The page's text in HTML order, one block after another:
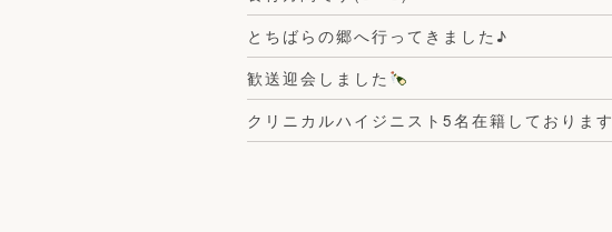
とちばらの郷へ行ってきました♪
歓送迎会しました
クリニカルハイジニスト5名在籍しております